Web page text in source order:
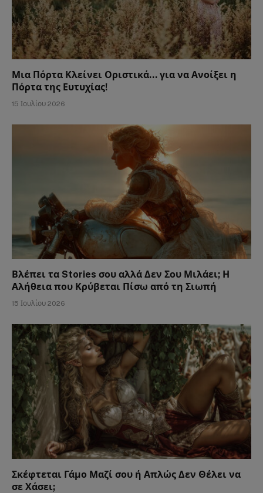
Μια Πόρτα Κλείνει Οριστικά… για να Ανοίξει η
Πόρτα της Ευτυχίας!
15 Ιουλίου 2026
Βλέπει τα Stories σου αλλά Δεν Σου Μιλάει; Η
Αλήθεια που Κρύβεται Πίσω από τη Σιωπή
15 Ιουλίου 2026
Σκέφτεται Γάμο Μαζί σου ή Απλώς Δεν Θέλει να
σε Χάσει;